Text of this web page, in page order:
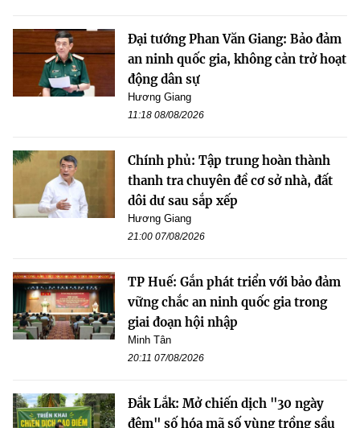
Đại tướng Phan Văn Giang: Bảo đảm
an ninh quốc gia, không cản trở hoạt
động dân sự
Hương Giang
11:18 08/08/2026
Chính phủ: Tập trung hoàn thành
thanh tra chuyên đề cơ sở nhà, đất
dôi dư sau sắp xếp
Hương Giang
21:00 07/08/2026
TP Huế: Gắn phát triển với bảo đảm
vững chắc an ninh quốc gia trong
giai đoạn hội nhập
Minh Tân
20:11 07/08/2026
Đắk Lắk: Mở chiến dịch "30 ngày
đêm" số hóa mã số vùng trồng sầu